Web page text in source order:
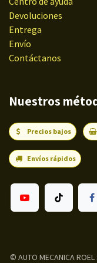
Devoluciones
Entrega
Envío
Contáctanos
Nuestros
Precios bajos
Envíos rápidos
© AUTO MECANICA ROEL